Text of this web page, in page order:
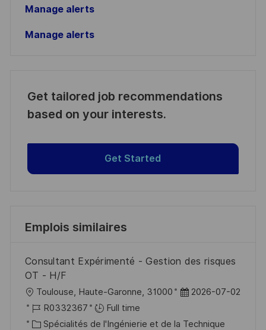
Manage alerts
Manage alerts
Get tailored job recommendations
based on your interests.
Get Started
Emplois similaires
Consultant Expérimenté - Gestion des risques
OT - H/F
o
c
Toulouse, Haute-Garonne, 31000
D
t
2026-07-02
R
é
R0332367
Full time
C Spécialités de l'Ingénierie et de la Technique